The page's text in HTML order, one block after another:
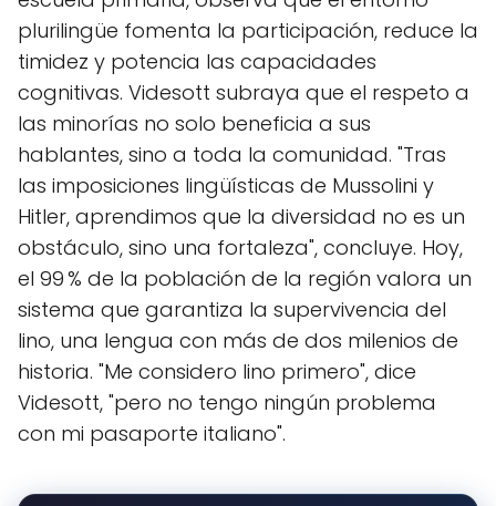
plurilingüe fomenta la participación, reduce la
timidez y potencia las capacidades
cognitivas. Videsott subraya que el respeto a
las minorías no solo beneficia a sus
hablantes, sino a toda la comunidad. "Tras
las imposiciones lingüísticas de Mussolini y
Hitler, aprendimos que la diversidad no es un
obstáculo, sino una fortaleza", concluye. Hoy,
el 99 % de la población de la región valora un
sistema que garantiza la supervivencia del
lino, una lengua con más de dos milenios de
historia. "Me considero lino primero", dice
Videsott, "pero no tengo ningún problema
con mi pasaporte italiano".